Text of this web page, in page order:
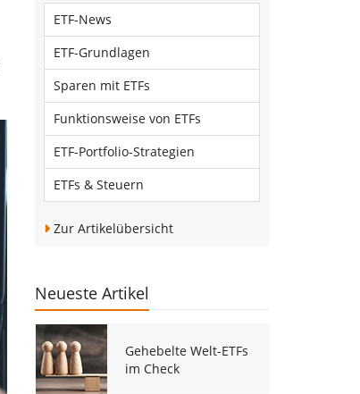
ETF-News
ETF-Grundlagen
Sparen mit ETFs
Funktionsweise von ETFs
ETF-Portfolio-Strategien
ETFs & Steuern
Zur Artikelübersicht
Neueste Artikel
Gehebelte Welt-ETFs
im Check